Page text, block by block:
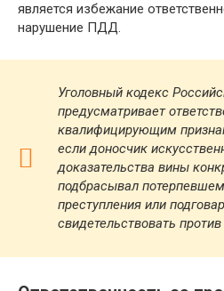
является избежание
нарушение ПДД.
Уголовный кодекс
предусматривает
квалифицирующим
если доносчик
доказательства вины
подбрасывал
преступления или
свидетельствовать